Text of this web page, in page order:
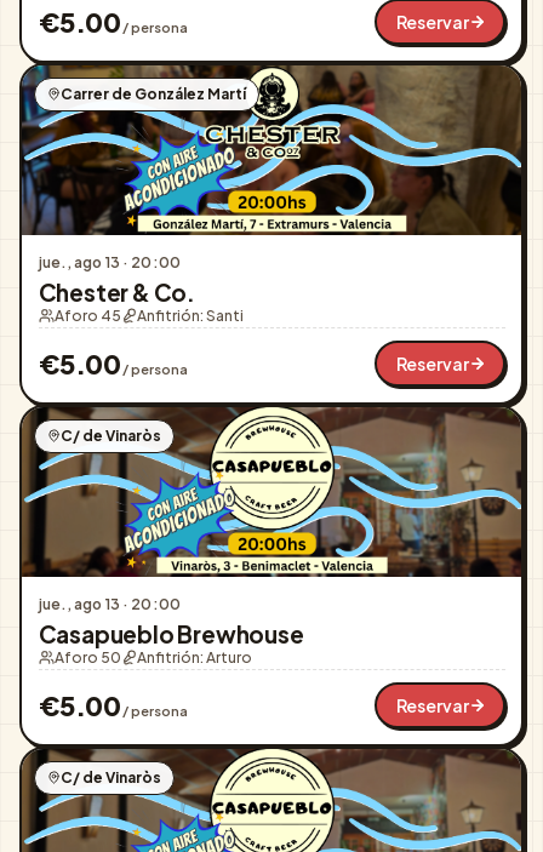
€5.00 / persona Reservar
Carrer de González Martí
jue., ago 13 · 20:00
Chester & Co.
Aforo 45 Anfitrión: Santi
€5.00 / persona Reservar
C/ de Vinaròs
jue., ago 13 · 20:00
Casapueblo Brewhouse
Aforo 50 Anfitrión: Arturo
€5.00 / persona Reservar
C/ de Vinaròs